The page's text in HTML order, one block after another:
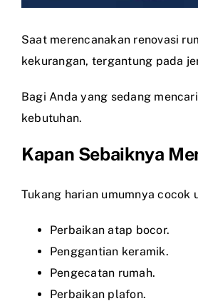
Saat merencanakan renovasi
kekurangan, tergantung pada
Bagi Anda yang sedang
kebutuhan.
Kapan Sebaiknya
Tukang harian umumnya
Perbaikan atap bocor.
Penggantian keramik.
Pengecatan rumah.
Perbaikan plafon.